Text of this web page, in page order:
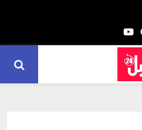
Pinterest
Youtube